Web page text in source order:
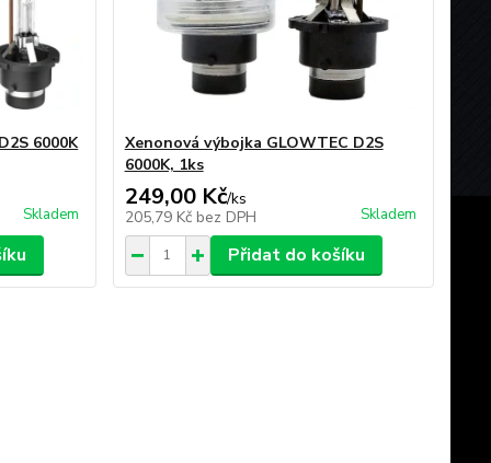
6000K
Skladem
Xenonová výbojka GLOWTEC D2S
6000K, 1ks
249,00 Kč/ks
205,79 Kč bez DPH Skladem
Přidat do košíku